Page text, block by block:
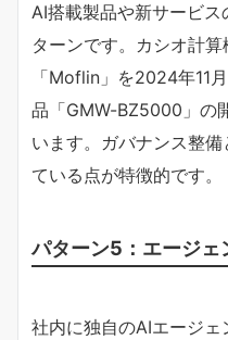
AI搭載製品や新サービ
ターンです。カシオ計
「Moflin」を2024年11
品「GMW-BZ5000」の
います。ガバナンス整
ている点が特徴的です。
パターン5：エージェ
社内に独自のAIエージ